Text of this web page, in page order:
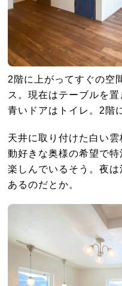
2階に上がってすぐの空
ス。現在はテーブルを
青いドアはトイレ。2階
天井に取り付けた白い
動好きな奥様の希望で
楽しんでいるそう。夜
あるのだとか。